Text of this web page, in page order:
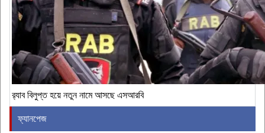
র‍্যাব বিলুপ্ত হয়ে নতুন নামে আসছে এসআরবি
ফ্যানপেজ